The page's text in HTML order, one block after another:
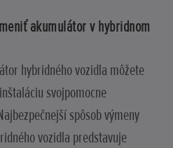
akumulátor v hybridnom
hybridného vozidla môžete
svojpomocne
spôsob výmeny
vozidla predstavuje